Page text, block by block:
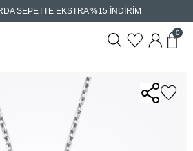
SEPETTE EKSTRA %15 İNDİRİM
0